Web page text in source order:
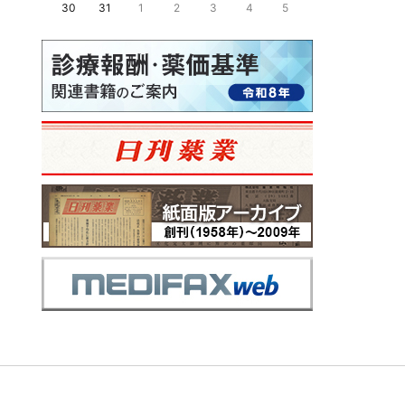
30
31 1 2 3 4 5